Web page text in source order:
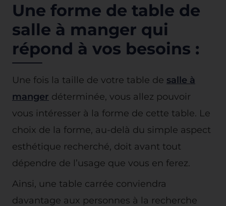
Une forme de table de
salle à manger qui
répond à vos besoins :
Une fois la taille de votre table de salle à
manger déterminée, vous allez pouvoir
vous intéresser à la forme de cette table. Le
choix de la forme, au-delà du simple aspect
esthétique recherché, doit avant tout
dépendre de l’usage que vous en ferez.
Ainsi, une table carrée conviendra
davantage aux personnes à la recherche